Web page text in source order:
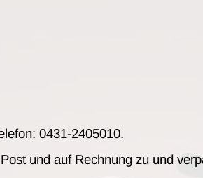
on: 0431-2405010.
und auf Rechnung zu und